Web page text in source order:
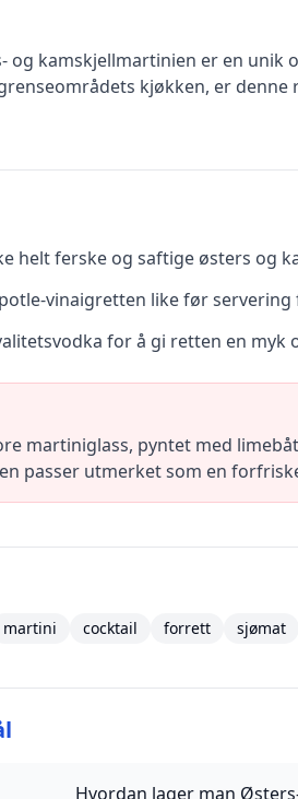
og kamskjellmartinien er en
kjøkken, er
helt ferske og saftige østers og
vinaigretten like før
for å gi retten en
martiniglass, pyntet med
passer utmerket som en
martini cocktail forrett sjømat
Hvordan lager man